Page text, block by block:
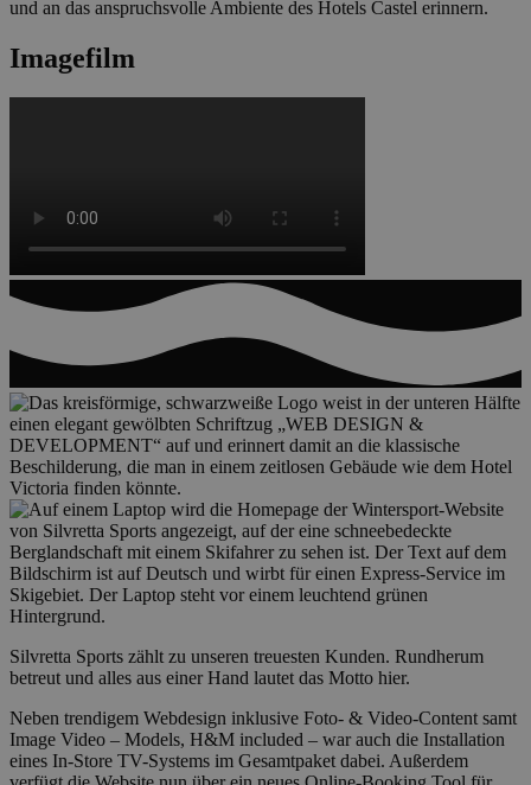
Imagefilm
Silvretta Sports zählt zu unseren treuesten Kunden. Rundherum
betreut und alles aus einer Hand lautet das Motto hier.
Neben trendigem Webdesign inklusive Foto- & Video-Content samt
Image Video – Models, H&M included – war auch die Installation
eines In-Store TV-Systems im Gesamtpaket dabei. Außerdem